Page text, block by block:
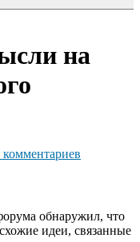
на
обнаружил, что
идеи, связанные